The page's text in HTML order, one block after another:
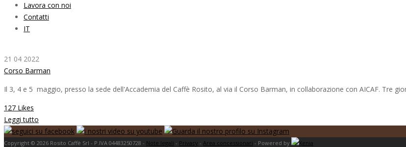
Lavora con noi
Contatti
IT
21 04 2022
Corso Barman
Il 3, 4 e 5 maggio, presso la sede dell'Accademia del Caffè Rosito, al via il Corso Barman, in collaborazione con AICAF. Tre
127 Likes
Leggi tutto
Copyright © 2026 Rosito Caffè Srl - P.IVA 04483250728 - Note legali - Privacy - Area concessionari - Powered by